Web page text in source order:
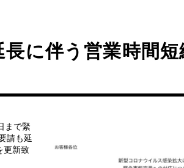
長に伴う営業時間
まで緊
請も延
更新致